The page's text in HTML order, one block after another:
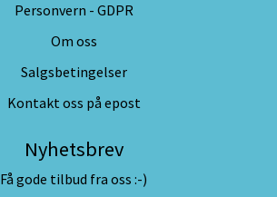
Personvern - GDPR
Om oss
Salgsbetingelser
Kontakt oss på epost
Nyhetsbrev
Få gode tilbud fra oss :-)